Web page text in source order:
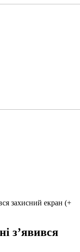
захисний екран (+
з’явився